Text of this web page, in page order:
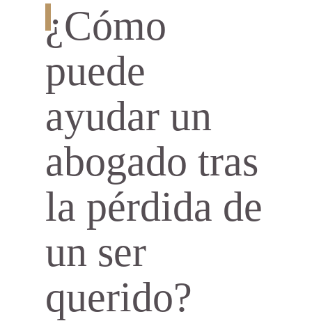
¿Cómo
puede
ayudar un
abogado tras
la pérdida de
un ser
querido?